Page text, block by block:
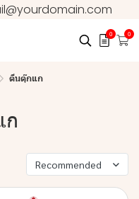
0 0
ตีนตุ๊กแก
ก
Recommended